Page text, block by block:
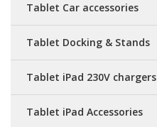
Tablet Car accessories
Tablet Docking & Stands
Tablet iPad 230V chargers
Tablet iPad Accessories